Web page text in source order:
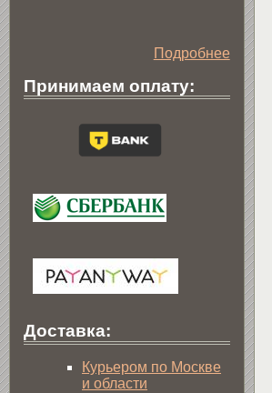
Подробнее
Принимаем оплату:
Доставка:
Курьером по Москве
и области